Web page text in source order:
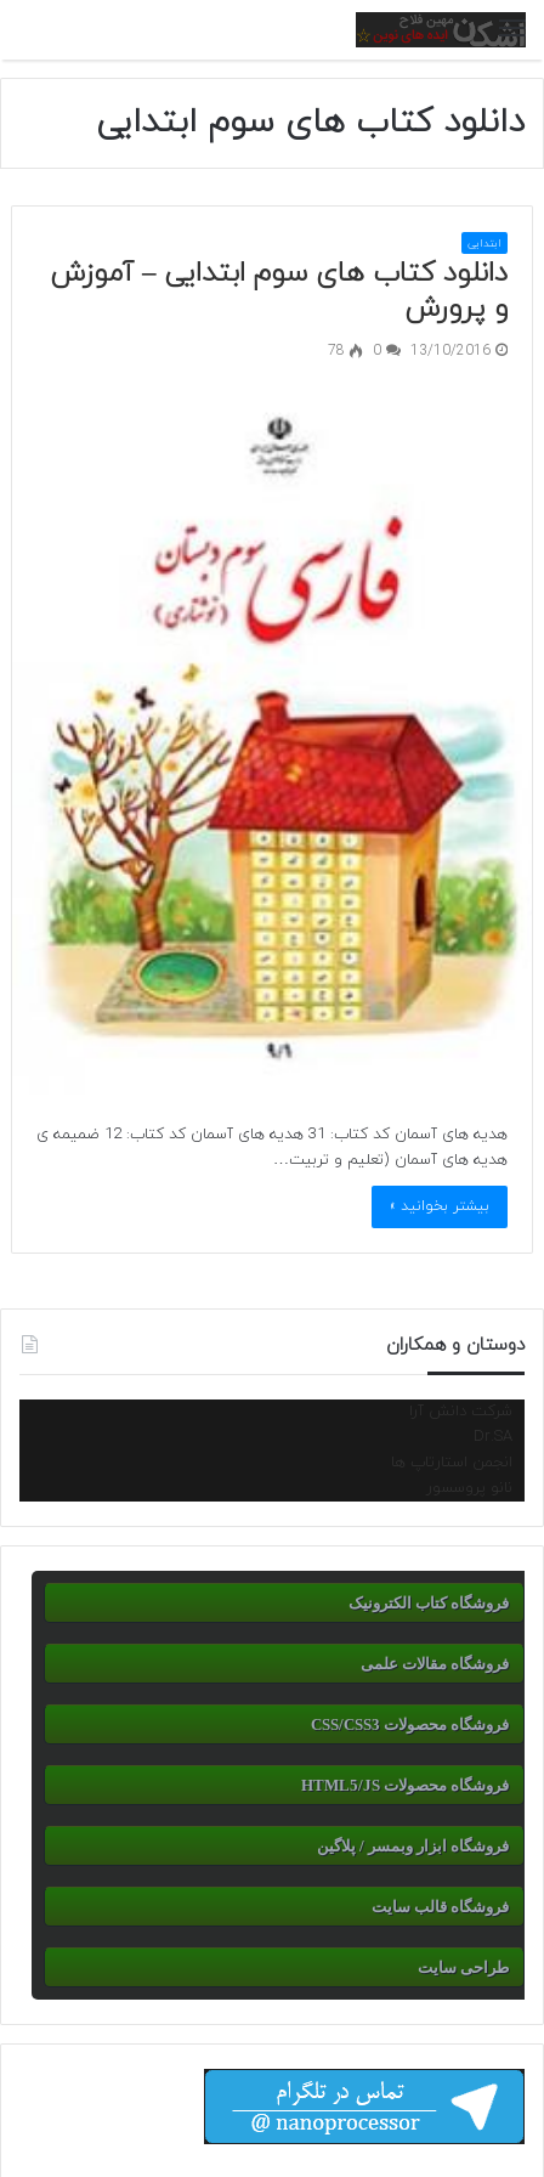
منو
دانلود کتاب های سوم ابتدایی
ابتدایی
دانلود کتاب های سوم ابتدایی – آموزش
و پرورش
13/10/2016
0
78
هدیه های آسمان کد کتاب: 31 هدیه های آسمان کد کتاب: 12 ضمیمه ی
هدیه های آسمان (تعلیم و تربیت…
بیشتر بخوانید »
دوستان و همکاران
شرکت دانش آرا
انجمن استارتاپ ها
نانو پروسسور
فروشگاه کتاب الکترونیک
فروشگاه مقالات علمی
فروشگاه محصولات CSS/CSS3
فروشگاه محصولات HTML5/JS
فروشگاه ابزار وبمسر / پلاگین
فروشگاه قالب سایت
طراحی سایت